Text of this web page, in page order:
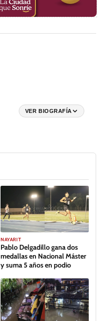
VER BIOGRAFÍA
NAYARIT
Pablo Delgadillo gana dos
medallas en Nacional Máster
y suma 5 años en podio